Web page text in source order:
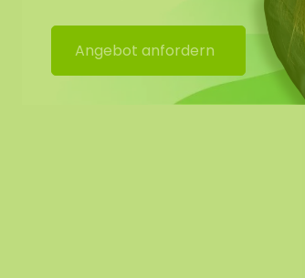
Das weiche Moos eignet sich
Mooswänden, Moosbildern,
Angebot anfordern